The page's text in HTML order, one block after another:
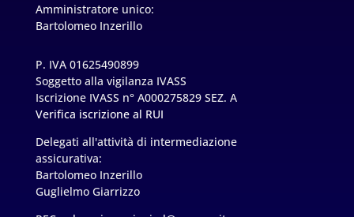
Amministratore unico:
Bartolomeo Inzerillo
P. IVA 01625490899
Soggetto alla vigilanza IVASS
Iscrizione IVASS n° A000275829 SEZ. A
Verifica iscrizione al RUI
Delegati all'attività di intermediazione
assicurativa:
Bartolomeo Inzerillo
Guglielmo Giarrizzo